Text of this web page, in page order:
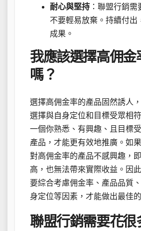
耐心與堅持 ：聯盟行銷需
不要輕易放棄。持續付出
成果。
我應該選擇高佣金
嗎？
選擇高佣金率的產品固然誘人
選擇與自身定位和目標受眾相
一個你熟悉、有興趣、且目標
產品，才能更有效地推廣。如
對高佣金率的產品不感興趣，
高，也無法帶來實際收益。因
要綜合考慮佣金率、產品品質
身定位等因素，才能做出最佳
聯盟行銷需要花很